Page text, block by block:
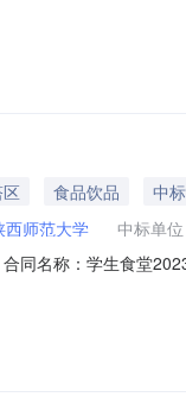
蔬菜配送服务折扣率
食品饮品
中
西师范大学
中标单
同名称：学生食堂
郭杜产业开发区顺兴